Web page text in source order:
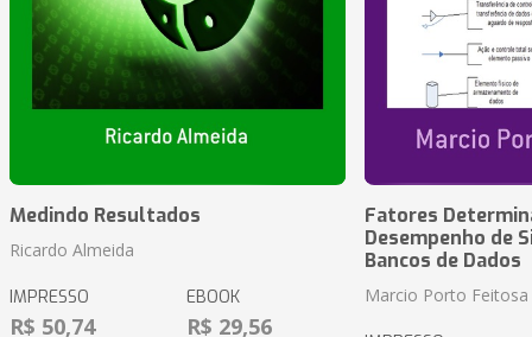
Medindo Resultados
Ricardo Almeida
IMPRESSO
R$ 50,74
EBOOK
R$ 29,56
Fatores
Desempenho de
Bancos de Dados
Marcio Porto Feitosa